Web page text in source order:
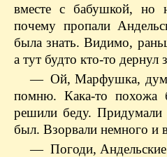
вместе с бабушкой, но
почему пропали
была знать. Видимо,
а тут будто кто-то дернул
— Ой, Марфушка,
помню. Кака-то похожа
решили беду. Придумали
был. Взорвали немного и
— Погоди, Андельские